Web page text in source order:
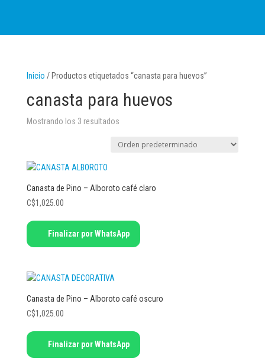
Inicio / Productos etiquetados “canasta para huevos”
canasta para huevos
Mostrando los 3 resultados
Canasta de Pino – Alboroto café claro
C$1,025.00
Finalizar por WhatsApp
Canasta de Pino – Alboroto café oscuro
C$1,025.00
Finalizar por WhatsApp